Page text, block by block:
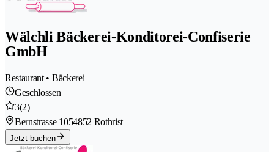
Wälchli Bäckerei-Konditorei-Confiserie
GmbH
Restaurant • Bäckerei
Geschlossen
3(2)
Bernstrasse 1054852 Rothrist
Jetzt buchen